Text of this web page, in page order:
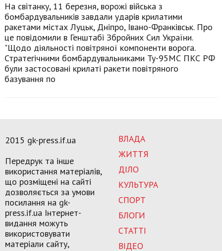
На світанку, 11 березня, ворожі війська з
бомбардувальників завдали ударів крилатими
ракетами містах Луцьк, Дніпро, Івано-Франківськ. Про
це повідомили в Генштабі Збройних Сил України.
"Щодо діяльності повітряної компоненти ворога.
Стратегічними бомбардувальниками Ту-95МС ПКС РФ
були застосовані крилаті ракети повітряного
базування по
ВЛАДА
ЖИТТЯ
ДІЛО
КУЛЬТУРА
СПОРТ
БЛОГИ
СТАТТІ
ВІДЕО
2015 gk-press.if.ua
Передрук та інше
використання матеріалів,
що розміщені на сайті
дозволяється за умови
посилання на gk-
press.if.ua Інтернет-
видання можуть
використовувати
матеріали сайту,